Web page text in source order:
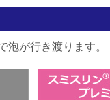
泡が行き渡ります。